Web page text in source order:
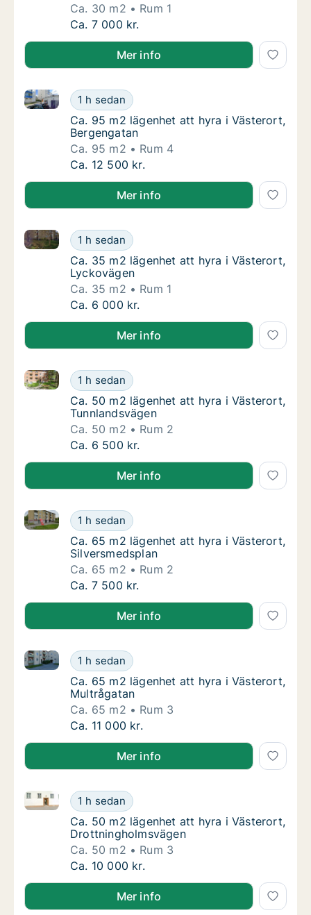
Ca. 30 m2
Rum 1
Ca. 30 m2 lägenhet att hyra i Västerort,
Ca. 7 000 kr.
Mer info
Ca. 95 m2 lägenhet att hyra i Västerort,
1 h sedan
Ca. 95 m2 lägenhet att hyra i Västerort, Bergengatan
Ca. 95 m2 lägenhet att hyra i Västerort,
Ca. 95 m2 lägenhet att hyra i Västerort,
Bergengatan
Ca. 95 m2
Rum 4
Ca. 95 m2 lägenhet att hyra i Västerort,
Ca. 12 500 kr.
Mer info
Ca. 35 m2 lägenhet att hyra i Västerort,
1 h sedan
Ca. 35 m2 lägenhet att hyra i Västerort, Lyckovägen
Ca. 35 m2 lägenhet att hyra i Västerort,
Ca. 35 m2 lägenhet att hyra i Västerort,
Lyckovägen
Ca. 35 m2
Rum 1
Ca. 35 m2 lägenhet att hyra i Västerort,
Ca. 6 000 kr.
Mer info
Ca. 50 m2 lägenhet att hyra i Västerort,
1 h sedan
Ca. 50 m2 lägenhet att hyra i Västerort,
Ca. 50 m2 lägenhet att hyra i Västerort,
Ca. 50 m2 lägenhet att hyra i Västerort,
Tunnlandsvägen
Ca. 50 m2
Rum 2
Ca. 50 m2 lägenhet att hyra i Västerort,
Ca. 6 500 kr.
Mer info
Ca. 65 m2 lägenhet att hyra i Västerort,
1 h sedan
Ca. 65 m2 lägenhet att hyra i Västerort,
Ca. 65 m2 lägenhet att hyra i Västerort,
Ca. 65 m2 lägenhet att hyra i Västerort,
Silversmedsplan
Ca. 65 m2
Rum 2
Ca. 65 m2 lägenhet att hyra i Västerort,
Ca. 7 500 kr.
Mer info
Ca. 65 m2 lägenhet att hyra i Västerort,
1 h sedan
Ca. 65 m2 lägenhet att hyra i Västerort, Multrågatan
Ca. 65 m2 lägenhet att hyra i Västerort,
Ca. 65 m2 lägenhet att hyra i Västerort,
Multrågatan
Ca. 65 m2
Rum 3
Ca. 65 m2 lägenhet att hyra i Västerort,
Ca. 11 000 kr.
Mer info
Ca. 50 m2 lägenhet att hyra i Västerort,
1 h sedan
Ca. 50 m2 lägenhet att hyra i Västerort,
Ca. 50 m2 lägenhet att hyra i Västerort,
Ca. 50 m2 lägenhet att hyra i Västerort,
Drottningholmsvägen
Ca. 50 m2
Rum 3
Ca. 50 m2 lägenhet att hyra i Västerort,
Ca. 10 000 kr.
Mer info